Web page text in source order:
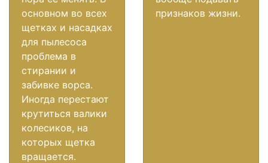
основном во всех
щетках и насадках
для пылесоса
проблема в
стирании и
забивке ворса.
Иногда перестают
крутиться валики
колесиков, на
которых щетка
вращается.
признаков жизни.